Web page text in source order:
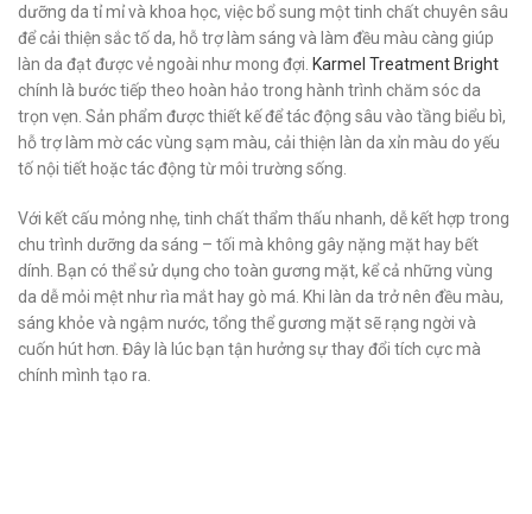
dưỡng da tỉ mỉ và khoa học, việc bổ sung một tinh chất chuyên sâu
để cải thiện sắc tố da, hỗ trợ làm sáng và làm đều màu càng giúp
làn da đạt được vẻ ngoài như mong đợi. Karmel Treatment Bright
chính là bước tiếp theo hoàn hảo trong hành trình chăm sóc da
trọn vẹn. Sản phẩm được thiết kế để tác động sâu vào tầng biểu bì,
hỗ trợ làm mờ các vùng sạm màu, cải thiện làn da xỉn màu do yếu
tố nội tiết hoặc tác động từ môi trường sống.
Với kết cấu mỏng nhẹ, tinh chất thẩm thấu nhanh, dễ kết hợp trong
chu trình dưỡng da sáng – tối mà không gây nặng mặt hay bết
dính. Bạn có thể sử dụng cho toàn gương mặt, kể cả những vùng
da dễ mỏi mệt như rìa mắt hay gò má. Khi làn da trở nên đều màu,
sáng khỏe và ngậm nước, tổng thể gương mặt sẽ rạng ngời và
cuốn hút hơn. Đây là lúc bạn tận hưởng sự thay đổi tích cực mà
chính mình tạo ra.